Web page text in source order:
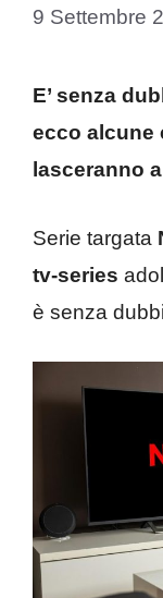
9 Settembre
E’ senza
ecco alcune
lasceranno
Serie targata
tv-series
è senza